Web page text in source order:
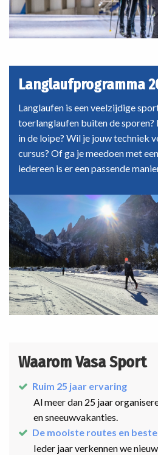
Langlaufprogramma
Langlaufen is een veelzijdige
toerlanglaufen buiten de
in de loipe? Wil je jouw techniek
cursus? Of ga je meedoen met
iedereen is er een passende
Waarom Vasa Sport
Ruim 25 jaar ervaring
Al meer dan 25 jaar
en sneeuwvakanties.
De mooiste routes en
Ieder jaar verkennen we